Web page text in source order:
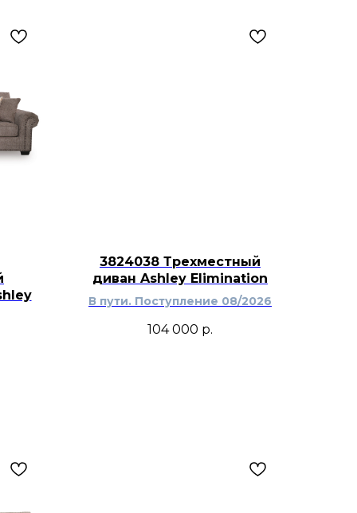
3824038 Трехместный
диван Ashley Elimination
В пути. Поступление 08/2026
104 000 р.